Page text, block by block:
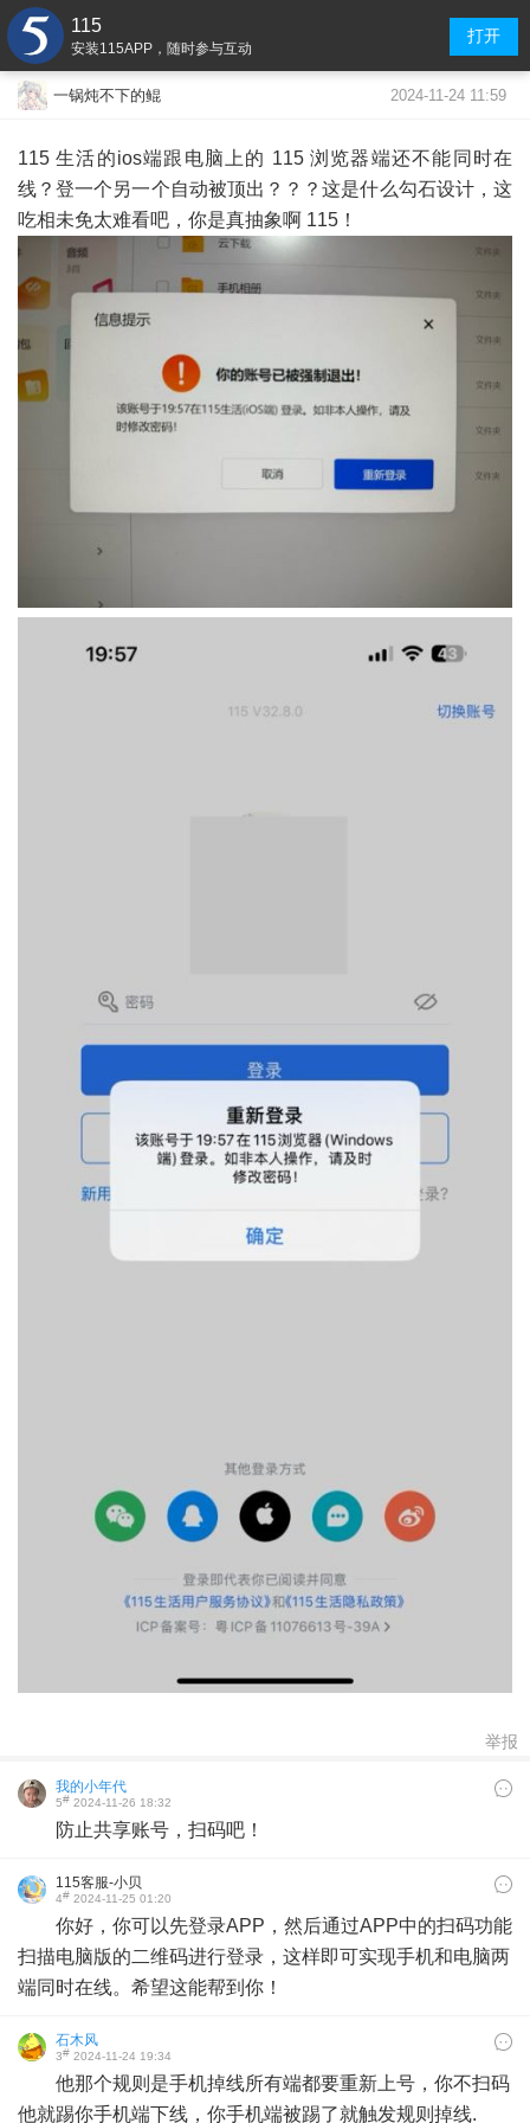
115
安装115APP，随时参与互动
打开
一锅炖不下的鲲 2024-11-24 11:59
115 生活的ios端跟电脑上的 115 浏览器端还不能同时在
线？登一个另一个自动被顶出？？？这是什么勾石设计，这
吃相未免太难看吧，你是真抽象啊 115！
举报
我的小年代
5# 2024-11-26 18:32
防止共享账号，扫码吧！
115客服-小贝
4# 2024-11-25 01:20
你好，你可以先登录APP，然后通过APP中的扫码功能
扫描电脑版的二维码进行登录，这样即可实现手机和电脑两
端同时在线。希望这能帮到你！
石木风
3# 2024-11-24 19:34
他那个规则是手机掉线所有端都要重新上号，你不扫码
他就踢你手机端下线，你手机端被踢了就触发规则掉线.